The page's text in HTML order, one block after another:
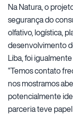
Na Natura, o
segurança do
olfativo, logística,
desenvolvimento
Liba, foi
“Temos contato
nos mostramos
potencialmente
parceria teve